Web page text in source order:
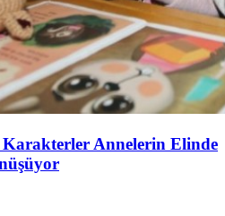
Annelerin Elinde